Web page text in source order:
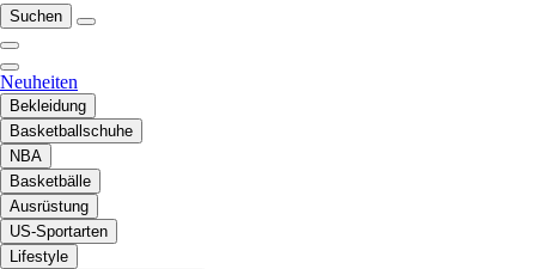
Suchen
Neuheiten
Bekleidung
Basketballschuhe
NBA
Basketbälle
Ausrüstung
US-Sportarten
Lifestyle